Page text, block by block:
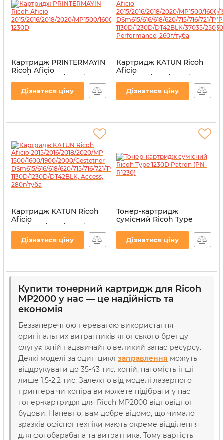
Картридж PRINTERMAYIN
Ricoh Aficio
2015/2016/2018/2020/MP1500/1600/1900/2000,
1230D
Артикул:
Дізнатися ціну
Картридж KATUN Ricoh
Aficio
2015/2016/2018/2020/
DSm615/616/618/620/715/716/
1130D/1230D/DT42BLK/37035/
Performance, 260г/туба
Дізнатися ціну
Картридж KATUN Ricoh
Aficio
2015/2016/2018/2020/MP
1500/1600/1900/2000/Gestetner
DSm615/616/618/620/715/716/721/TYPE
1130D/1230D/DT42BLK,
Дізнатися ціну
Тонер-картридж
сумісний Ricoh Type
1230D Patron (PN-R1230)
Артикул: PN-R1230
Дізнатися ціну
Купити тонерний картридж для Ricoh
MP2000 у нас — це надійність та
економія
Беззаперечною перевагою використання
оригінальних витратників японського бренду
слугує їхній надзвичайно великий запас ресурсу.
Деякі моделі за один цикл заправлення можуть
віддрукувати до 35-43 тис. копій, натомість інші
лише 1,5-2,2 тис. Залежно від моделі лазерного
принтера чи копіра ви можете підібрати у нас
тонер-картридж для Ricoh MP2000 відповідної
будови. Напевно, вам добре відомо, що чимало
зразків офісної техніки мають окреме відділення
для фотобарабана та витратника. Тому вартість